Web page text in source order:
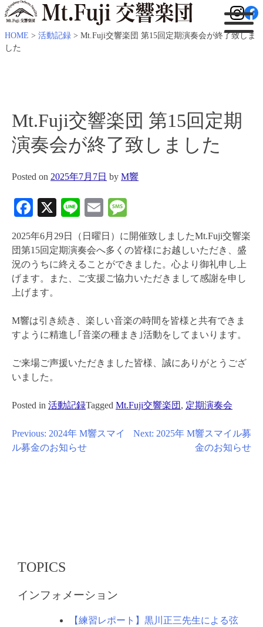
HOME > 活動記録 > Mt.Fuji交響楽団 第15回定期演奏会が終了致しま
した
Mt.Fuji交響楽団 第15回定期
演奏会が終了致しました
Posted on 2025年7月7日 by M響
Facebook
X LineEmail
2025年6月29日（日曜日）に開催致しましたMt.Fuji交響楽
団第15回定期演奏会へ多くの皆様にお越しいただき、盛
況のうちに終えることができました。心より御礼申し上
げます。また、ご支援ご協力いただきまして感謝を申し
上げます。
M響は引き続き、楽しい音楽の時間を皆様と共有できま
すように精進し｢音楽の種まき｣活動をしてまいります。
ご来場ご声援いただきました皆様、誠にありがとうござ
いました。
Posted in 活動記録Tagged Mt.Fuji交響楽団 , 定期演奏会
投
稿
ョ
Previous: 2024年 M響スマイ
ル募金のお知らせ
Next: 2025年 M響スマイル募
金のお知らせ
TOPICS
インフォメーション
【練習レポート】黒川正三先生による弦